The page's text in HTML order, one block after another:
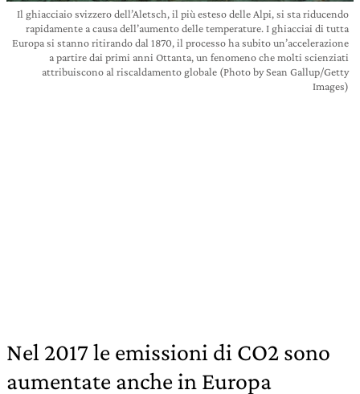
Il ghiacciaio svizzero dell’Aletsch, il più esteso delle Alpi, si sta riducendo
rapidamente a causa dell’aumento delle temperature. I ghiacciai di tutta
Europa si stanno ritirando dal 1870, il processo ha subito un’accelerazione
a partire dai primi anni Ottanta, un fenomeno che molti scienziati
attribuiscono al riscaldamento globale (Photo by Sean Gallup/Getty
Images)
Nel 2017 le emissioni di CO2 sono
aumentate anche in Europa